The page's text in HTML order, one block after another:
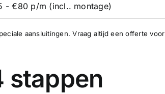
- €80 p/m (incl.. montage)
aansluitingen. Vraag altijd een offerte voor
stappen